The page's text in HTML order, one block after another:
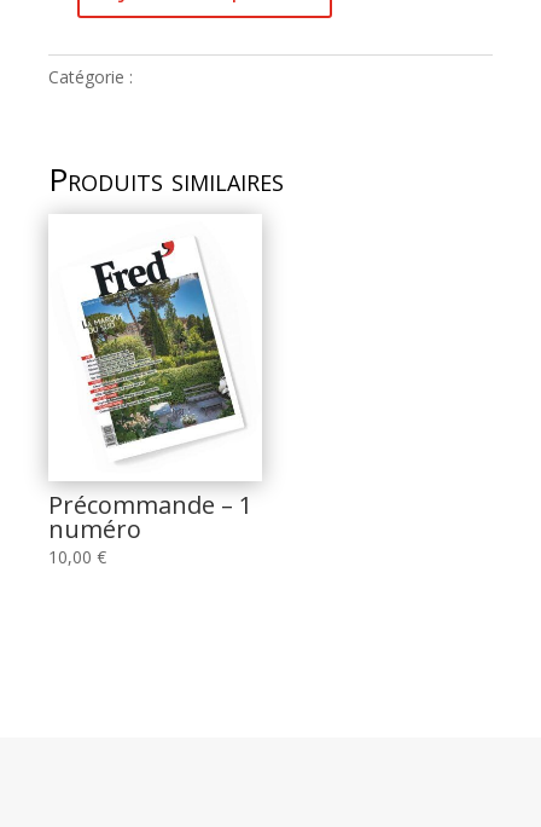
Précommande
-Catégorie :
Produits similaires
Précommande – 1
numéro
10,00 €